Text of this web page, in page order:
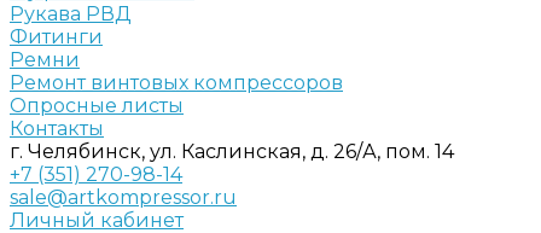
Рукава РВД
Фитинги
Ремни
Ремонт винтовых компрессоров
Опросные листы
Контакты
г. Челябинск, ул. Каслинская, д. 26/А, пом. 14
+7 (351) 270-98-14
sale@artkompressor.ru
Личный кабинет